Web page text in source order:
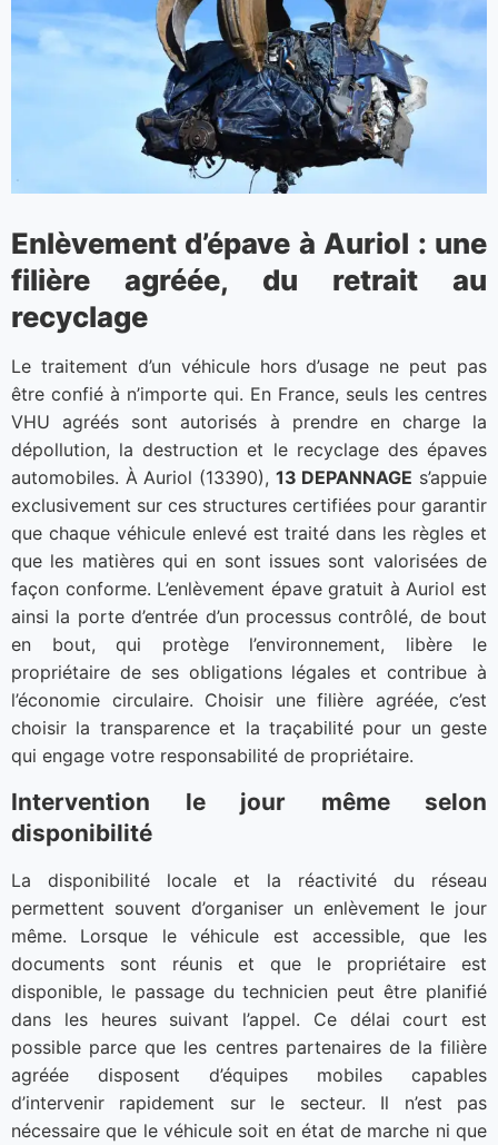
Enlèvement d’épave à Auriol : une
filière agréée, du retrait au
recyclage
Le traitement d’un véhicule hors d’usage ne peut pas
être confié à n’importe qui. En France, seuls les centres
VHU agréés sont autorisés à prendre en charge la
dépollution, la destruction et le recyclage des épaves
automobiles. À Auriol (13390), 13 DEPANNAGE s’appuie
exclusivement sur ces structures certifiées pour garantir
que chaque véhicule enlevé est traité dans les règles et
que les matières qui en sont issues sont valorisées de
façon conforme. L’enlèvement épave gratuit à Auriol est
ainsi la porte d’entrée d’un processus contrôlé, de bout
en bout, qui protège l’environnement, libère le
propriétaire de ses obligations légales et contribue à
l’économie circulaire. Choisir une filière agréée, c’est
choisir la transparence et la traçabilité pour un geste
qui engage votre responsabilité de propriétaire.
Intervention le jour même selon
disponibilité
La disponibilité locale et la réactivité du réseau
permettent souvent d’organiser un enlèvement le jour
même. Lorsque le véhicule est accessible, que les
documents sont réunis et que le propriétaire est
disponible, le passage du technicien peut être planifié
dans les heures suivant l’appel. Ce délai court est
possible parce que les centres partenaires de la filière
agréée disposent d’équipes mobiles capables
d’intervenir rapidement sur le secteur. Il n’est pas
nécessaire que le véhicule soit en état de marche ni que